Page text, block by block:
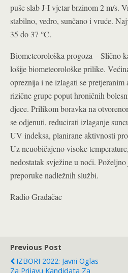
puše slab J-I vjetar brzinom 2 m/s.
stabilno, vedro, sunčano i vruće.
35 do 37 °C.
Biometeorološka progoza – Slično
lošije biometeorološke prilike.
opreznija i ne izlagati se
rizične grupe poput hroničnih
djece. Prilikom boravka na
se odjenuti, reducirati izlaganje
UV indeksa, planirane aktivnosti
Uz neuobičajeno visoke
nedostatak svježine u noći.
preporuke nadležnih službi.
Radio Gradačac
Previous Post
IZBORI 2022: Javni Oglas
Za Prijavu Kandidata Za